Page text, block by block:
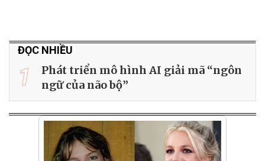
ĐỌC NHIỀU
1
Phát triển mô hình AI giải mã “ngôn
ngữ của não bộ”